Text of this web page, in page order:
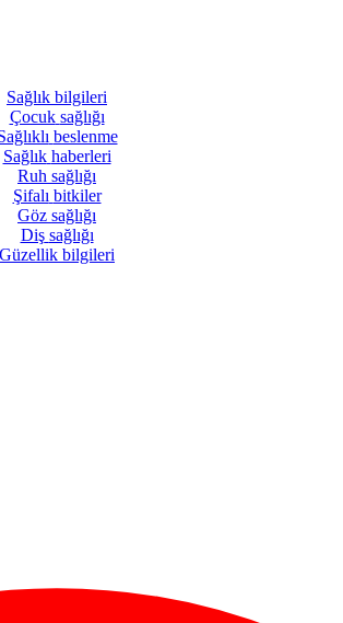
Sağlık bilgileri
Çocuk sağlığı
beslenme
Sağlık haberleri
Ruh sağlığı
Şifalı bitkiler
Göz sağlığı
Diş sağlığı
Güzellik bilgileri